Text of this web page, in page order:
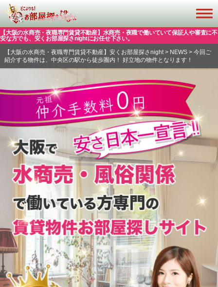
【大阪の水商売・夜職専門賃貸不動産】水商売・夜職で働いていて保証人や審査に不
安な方でも、安くお部屋探さnightにお任せ下さい。
【大阪の水商売・夜職専門賃貸不動産】安くお部屋探さnight> NEWS> 今回ご
紹介する物件は、中央区の駅から徒歩圏内！ 好立地の物件となります！